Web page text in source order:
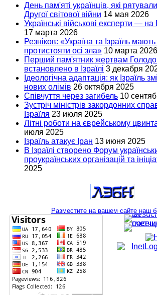
День пам'яті українців, які
Другої світової війни 14 мая 2026
Українські військові експерти —
17 марта 2026
Резніков: «Україна та Ізраїль
протистояти осі зла» 10 марта 2026
Перший пам'ятник жертвам
встановлено в Ізраїлі 3 декабря
Ідеологічна адаптація: як Ізраїль
нових олімів 26 октября 2025
Співчуття через загибель 10
Зустріч міністрів закордонних
Ізраїля 23 июля 2025
Літні роботи на єврейському
июля 2025
Ізраїль атакує Іран 13 июня 2025
В Ізраїлі створено Форум
проукраїнських організацій та
2025
Разместите на вашем сайте наш